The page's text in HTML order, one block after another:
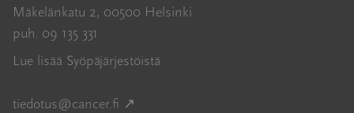
Mäkelänkatu 2, 00500 Helsinki
puh. 09 135 331
Lue lisää Syöpäjärjestöistä
tiedotus@cancer.fi ↗